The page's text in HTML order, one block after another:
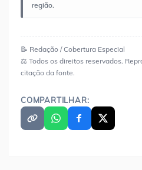
região.
📝 Redação / Cobertura Especial
⚖️ Todos os direitos reservados.
citação da fonte.
COMPARTILHAR: